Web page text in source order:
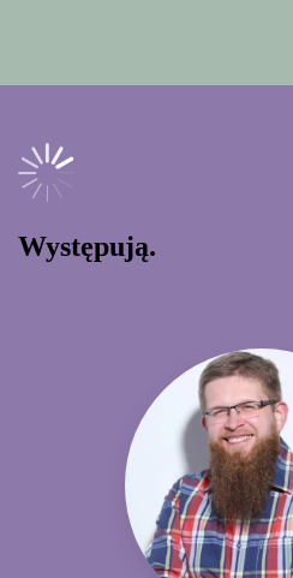
Występują.